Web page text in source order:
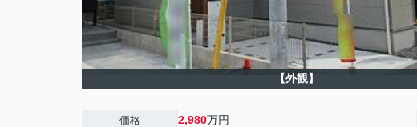
【外観】
価格 2,980万円